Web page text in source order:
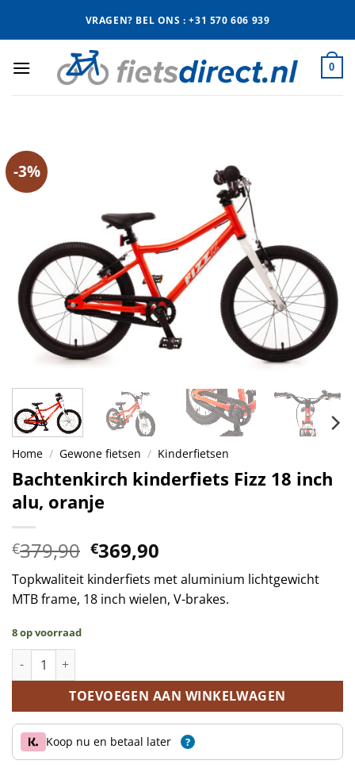
VRAGEN? BEL ONS : +31 570 606 939
0
-3%
Home / Gewone fietsen / Kinderfietsen
Bachtenkirch kinderfiets Fizz 18 inch
alu, oranje
€379,90 Oorspronkelijke
prijs
was:
€379,90.
€369,90
prijs
is:
€369,90.
Topkwaliteit kinderfiets met aluminium lichtgewicht
MTB frame, 18 inch wielen, V-brakes.
8 op voorraad
Bachtenkirch kinderfiets Fizz 18 inch alu, oranje aantal
TOEVOEGEN AAN WINKELWAGEN
Koop nu en betaal later ?